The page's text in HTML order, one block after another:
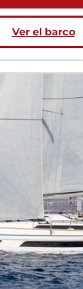
Ver el barco